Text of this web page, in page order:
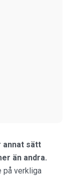
annat sätt
än andra.
på verkliga